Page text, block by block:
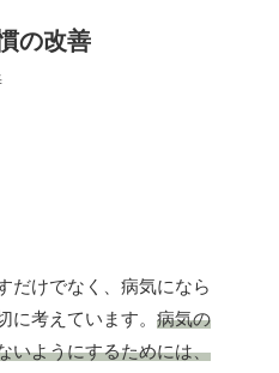
の改善
だけでなく、病気になら
に考えています。 病気の
いようにするためには、